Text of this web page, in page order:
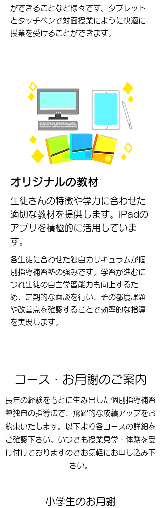
ができることなど様々です。タブレット
とタッチペンで対面授業にように快適に
授業を受けることができます。
オリジナルの教材
生徒さんの特徴や学力に合わせた
適切な教材を提供します。iPadの
アプリを積極的に活用していま
す。
各生徒に合わせた独自カリキュラムが個
別指導補習塾の強みです。学習が進むに
つれ生徒の自主学習能力も向上するた
め、定期的な面談を行い、その都度課題
や改善点を確認することで効率的な指導
を実現します。
コース・お月謝のご案内
長年の経験をもとに生み出した個別指導補習
塾独自の指導法で、飛躍的な成績アップをお
約束いたします。以下より各コースの詳細を
ご確認下さい。いつでも授業見学・体験を受
け付けておりますのでお気軽にお申し込み下
さい。
小学生のお月謝